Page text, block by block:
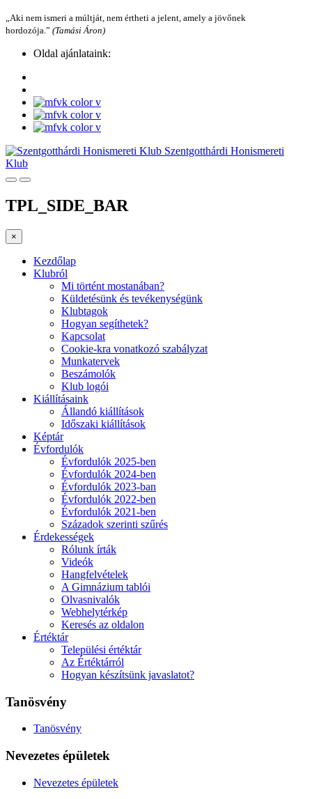
„Aki nem ismeri a múltját, nem értheti a jelent, amely a jövőnek
hordozója.” (Tamási Áron)
Oldal ajánlataink:
Szentgotthárdi Honismereti
Klub
TPL_SIDE_BAR
×
Kezdőlap
Klubról
Mi történt mostanában?
Küldetésünk és tevékenységünk
Klubtagok
Hogyan segíthetek?
Kapcsolat
Cookie-kra vonatkozó szabályzat
Munkatervek
Beszámolók
Klub logói
Kiállításaink
Állandó kiállítások
Időszaki kiállítások
Képtár
Évfordulók
Évfordulók 2025-ben
Évfordulók 2024-ben
Évfordulók 2023-ban
Évfordulók 2022-ben
Évfordulók 2021-ben
Századok szerinti szűrés
Érdekességek
Rólunk írták
Videók
Hangfelvételek
A Gimnázium tablói
Olvasnivalók
Webhelytérkép
Keresés az oldalon
Értéktár
Települési értéktár
Az Értéktárról
Hogyan készítsünk javaslatot?
Tanösvény
Tanösvény
Nevezetes épületek
Nevezetes épületek